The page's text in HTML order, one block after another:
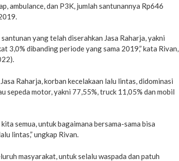
ambulance, dan P3K, jumlah santunannya Rp646
yang telah diserahkan Jasa Raharja, yakni
3,0% dibanding periode yang sama 2019,” kata Rivan,
Raharja, korban kecelakaan lalu lintas, didominasi
sepeda motor, yakni 77,55%, truck 11,05% dan mobil
semua, untuk bagaimana bersama-sama bisa
lintas,” ungkap Rivan.
masyarakat, untuk selalu waspada dan patuh